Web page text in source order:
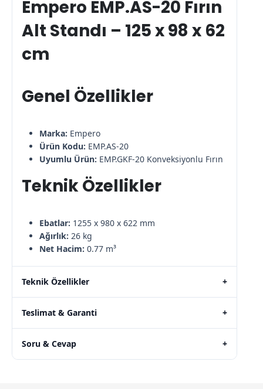
Empero EMP.AS-20 Fırın
Alt Standı – 125 x 98 x 62
cm
Genel Özellikler
Marka: Empero
Ürün Kodu: EMP.AS-20
Uyumlu Ürün: EMP.GKF-20 Konveksiyonlu Fırın
Teknik Özellikler
Ebatlar: 1255 x 980 x 622 mm
Ağırlık: 26 kg
Net Hacim: 0.77 m³
Teknik Özellikler +
Teslimat & Garanti +
Soru & Cevap +